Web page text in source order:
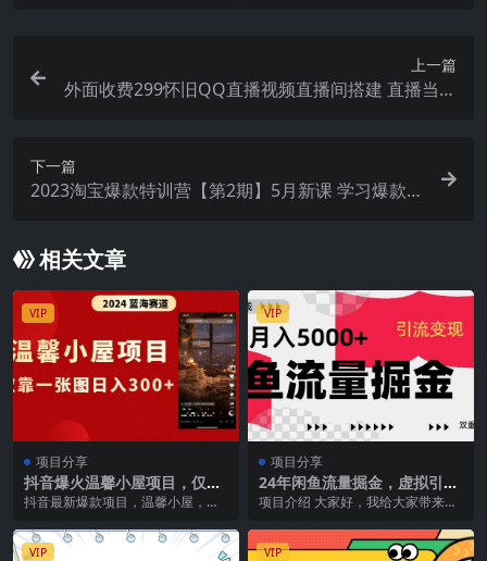
上一篇
外面收费299怀旧QQ直播视频直播间搭建 直播当天
下一篇
2023淘宝爆款特训营【第2期】5月新课 学习爆款思
相关文章
VIP
项目分享
抖音爆火温馨小屋项目，仅靠
一张图片日入300 ，附保姆级
抖音最新爆款项目，温馨小屋，仅
上非常火爆，动不...
VIP
项目分享
24年闲鱼流量掘金，虚拟引流
变现新玩法，精准引流变现3
项目介绍 大家好，我给大家带来的
新玩法配合全网项...
VIP VIP